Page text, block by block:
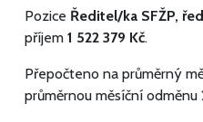
Pozice Ředitel/ka SFŽP,
příjem 1 522 379 Kč.
Přepočteno na průměrný
průměrnou měsíční odměnu